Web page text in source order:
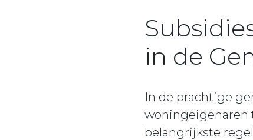
in de
In de prachtige
woningeigenaren
belangrijkste